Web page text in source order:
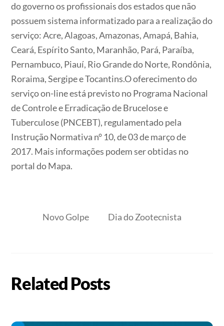
do governo os profissionais dos estados que não
possuem sistema informatizado para a realização do
serviço: Acre, Alagoas, Amazonas, Amapá, Bahia,
Ceará, Espírito Santo, Maranhão, Pará, Paraíba,
Pernambuco, Piauí, Rio Grande do Norte, Rondônia,
Roraima, Sergipe e Tocantins.O oferecimento do
serviço on-line está previsto no Programa Nacional
de Controle e Erradicação de Brucelose e
Tuberculose (PNCEBT), regulamentado pela
Instrução Normativa n° 10, de 03 de março de
2017. Mais informações podem ser obtidas no
portal do Mapa.
Novo Golpe Dia do Zootecnista
Related Posts